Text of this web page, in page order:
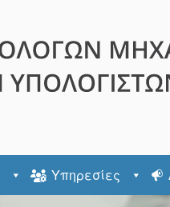
Υπηρεσίες